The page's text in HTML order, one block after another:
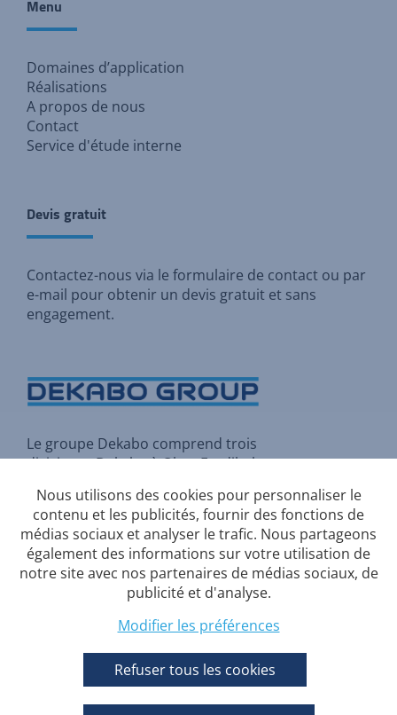
Menu
Domaines d’application
Réalisations
A propos de nous
Contact
Service d'étude interne
Devis gratuit
Contactez-nous via le formulaire de contact ou par
e-mail pour obtenir un devis gratuit et sans
engagement.
Le groupe Dekabo comprend trois
divisions :Dekaboà Olen,Fordibel
(Bruxelles).
Conditions-generales
Webcare by Reddi
Nous utilisons des cookies pour personnaliser le
contenu et les publicités, fournir des fonctions de
médias sociaux et analyser le trafic. Nous partageons
également des informations sur votre utilisation de
notre site avec nos partenaires de médias sociaux, de
publicité et d'analyse.
Modifier les préférences
Refuser tous les cookies